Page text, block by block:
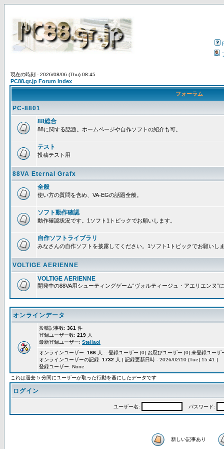
現在の時刻 - 2026/08/06 (Thu) 08:45
PC88.gr.jp Forum Index
フォーラム
PC-8801
88総合
88に関する話題。ホームページや自作ソフトの紹介も可。
テスト
投稿テスト用
88VA Eternal Grafx
全般
使い方の質問を含め、VA-EGの話題全般。
ソフト動作確認
動作確認状況です。1ソフト1トピックでお願いします。
自作ソフトライブラリ
みなさんの自作ソフトを披露してください。1ソフト1トピックでお願いし
VOLTIGE AERIENNE
VOLTIGE AERIENNE
開発中の88VA用シューティングゲーム“ヴォルティージュ・アエリエンヌ”
オンラインデータ
投稿記事数: 361 件
登録ユーザー数: 219 人
最新登録ユーザー: Stellaol
オンラインユーザー: 166 人 :: 登録ユーザー [0] お忍びユーザー [0] 未登録ユー
オンラインユーザーの記録: 1732 人 [ 記録更新日時 - 2026/02/10 (Tue) 15:41 ]
登録ユーザー: None
これは過去 5 分間にユーザーが取った行動を基にしたデータです
ログイン
ユーザー名: パスワード:
新しい記事あり